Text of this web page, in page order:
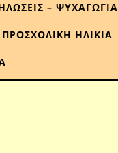
– ΨΥΧΑΓΩΓΙΑ
ΗΛΙΚΙΑ